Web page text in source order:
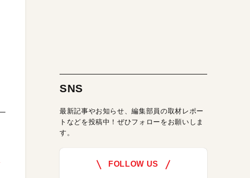
SNS
最新記事やお知らせ、編集部員の取材レポー
トなどを投稿中！ぜひフォローをお願いしま
す。
FOLLOW US